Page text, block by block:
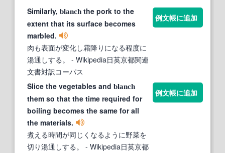
Similarly, blanch the pork to the
extent that its surface becomes
marbled.
肉も表面が変化し霜降りになる程度に
湯通しする。
- Wikipedia日英京都関連
文書対訳コーパス
例文帳に追加
Slice the vegetables and blanch
them so that the time required for
boiling becomes the same for all
the materials.
煮える時間が同じくなるように野菜を
切り湯通しする。
- Wikipedia日英京都
例文帳に追加